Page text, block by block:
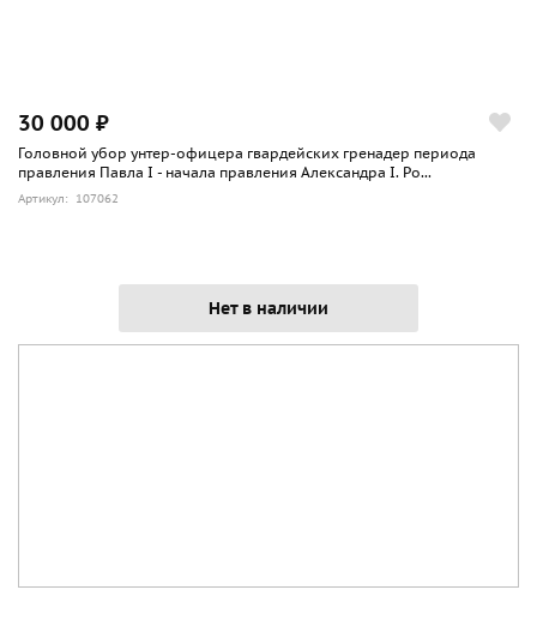
30 000 ₽
Головной убор унтер-офицера гвардейских гренадер периода
правления Павла I - начала правления Александра I. Ро...
Артикул: 107062
Нет в наличии